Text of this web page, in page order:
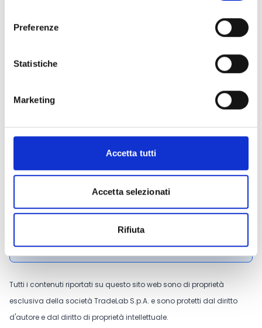
Preferenze
Statistiche
Marketing
Accetta tutti
Accetta selezionati
Rifiuta
elena.denigris@regione.fvg.it
Daniele Martina:
Cristina Modolo:
Conosci Obiettivo Europa?
Tutti i contenuti riportati su questo sito web sono di proprietà
esclusiva della società TradeLab S.p.A. e sono protetti dal diritto
d'autore e dal diritto di proprietà intellettuale.